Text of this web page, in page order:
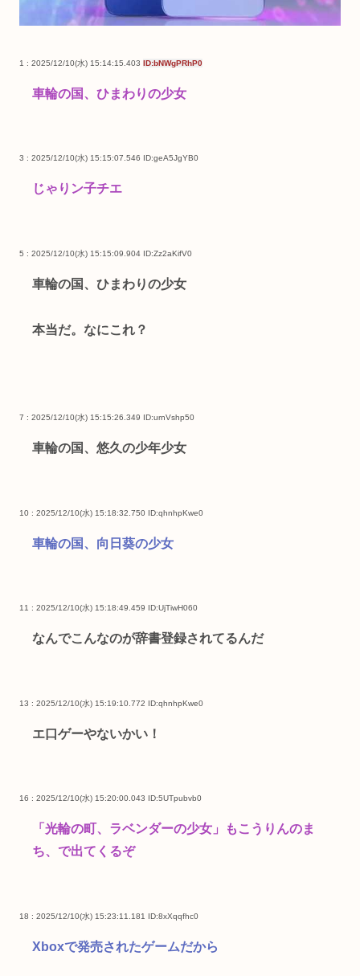
1 : 2025/12/10(水) 15:14:15.403 ID:bNWgPRhP0
車輪の国、ひまわりの少女
3 : 2025/12/10(水) 15:15:07.546 ID:geA5JgYB0
じゃりン子チエ
5 : 2025/12/10(水) 15:15:09.904 ID:Zz2aKifV0
車輪の国、ひまわりの少女
本当だ。なにこれ？
7 : 2025/12/10(水) 15:15:26.349 ID:urnVshp50
車輪の国、悠久の少年少女
10 : 2025/12/10(水) 15:18:32.750 ID:qhnhpKwe0
車輪の国、向日葵の少女
11 : 2025/12/10(水) 15:18:49.459 ID:UjTiwH060
なんでこんなのが辞書登録されてるんだ
13 : 2025/12/10(水) 15:19:10.772 ID:qhnhpKwe0
エ口ゲーやないかい！
16 : 2025/12/10(水) 15:20:00.043 ID:5UTpubvb0
「光輪の町、ラベンダーの少女」もこうりんのま
ち、で出てくるぞ
18 : 2025/12/10(水) 15:23:11.181 ID:8xXqqfhc0
Xboxで発売されたゲームだから